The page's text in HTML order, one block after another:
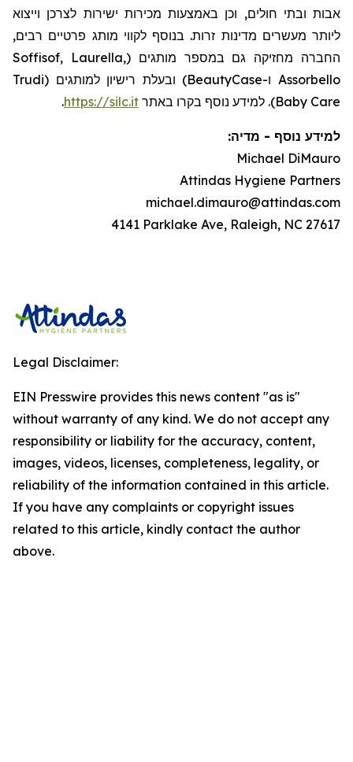
אבות ובתי חולים, וכן באמצעות מכירות ישירות לצרכן וייצוא
ליותר מעשרים מדינות זרות. בנוסף לקווי מותג פרטיים רבים,
החברה מחזיקה גם במספר מותגים (Soffisof, Laurella,
Assorbello ו-BeautyCase) ובעלת רישיון למותגים (Trudi
Baby Care). למידע נוסף בקרו באתר
https://silc.it
.
למידע נוסף - מדיה:
Michael DiMauro
Attindas Hygiene Partners
michael.dimauro@attindas.com
4141 Parklake Ave, Raleigh, NC 27617
Legal Disclaimer:
EIN Presswire provides this news content "as is"
without warranty of any kind. We do not accept any
responsibility or liability for the accuracy, content,
images, videos, licenses, completeness, legality, or
reliability of the information contained in this article.
If you have any complaints or copyright issues
related to this article, kindly contact the author
above.